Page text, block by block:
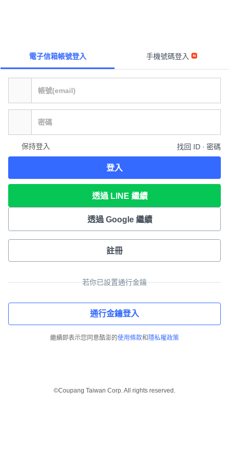
電子信箱帳號登入 手機號碼登入
保持登入 找回 ID ∙ 密碼
登入
透過 LINE 繼續
透過 Google 繼續
註冊
若你已設置通行金鑰
通行金鑰登入
繼續即表示您同意酷澎的使用條款和 隱私權政策
©Coupang Taiwan Corp. All rights reserved.